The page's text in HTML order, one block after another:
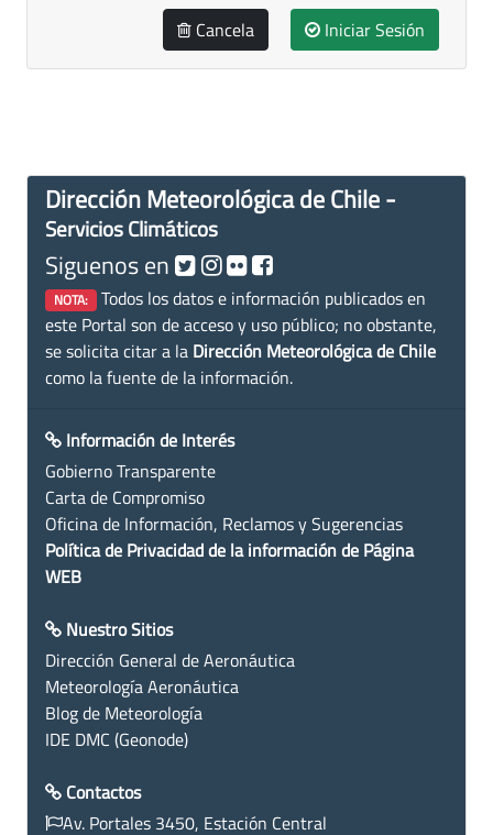
Cancela Iniciar Sesión
Dirección Meteorológica de Chile -
Servicios Climáticos
Siguenos en
NOTA: Todos los datos e información publicados en
este Portal son de acceso y uso público; no obstante,
se solicita citar a la Dirección Meteorológica de Chile
como la fuente de la información.
Información de Interés
Gobierno Transparente
Carta de Compromiso
Oficina de Información, Reclamos y Sugerencias
Política de Privacidad de la información de Página
WEB
Nuestro Sitios
Dirección General de Aeronáutica
Meteorología Aeronáutica
Blog de Meteorología
IDE DMC (Geonode)
Contactos
Av. Portales 3450, Estación Central